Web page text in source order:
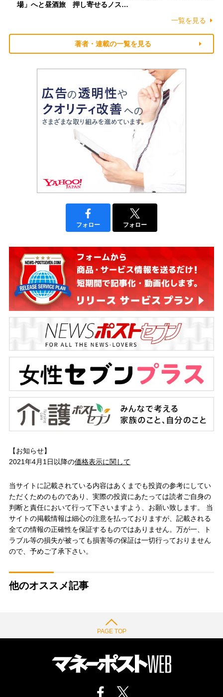
場」へと昼酒旅 押し寄せるノス…
一覧を見る
著者・連載の一覧を見る
フォロー フォロー
【お知らせ】
2021年4月1日以降の価格表示に関して
当サイトに記載されている内容はあくまでも投資の参考にしてい
ただくためのものであり、実際の投資にあたっては読者ご自身の
判断と責任において行って下さいますよう、お願い致します。 当
サイトの掲載情報は細心の注意を払っておりますが、記載される
全ての情報の正確性を保証するものではありません。万が一、ト
ラブル等の損失が被っても損害等の保証は一切行っておりません
ので、予めご了承下さい。
他のオススメ記事
PAGE TOP